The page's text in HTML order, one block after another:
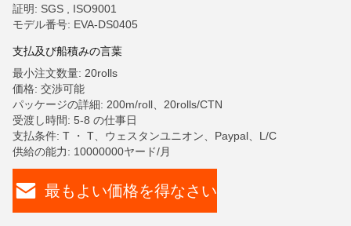
証明: SGS , ISO9001
モデル番号: EVA-DS0405
支払及び船積みの言葉
最小注文数量: 20rolls
価格: 交渉可能
パッケージの詳細: 200m/roll、20rolls/CTN
受渡し時間: 5-8 の仕事日
支払条件: T ・ T、ウェスタンユニオン、Paypal、L/C
供給の能力: 10000000ヤード/月
最もよい価格を得なさい